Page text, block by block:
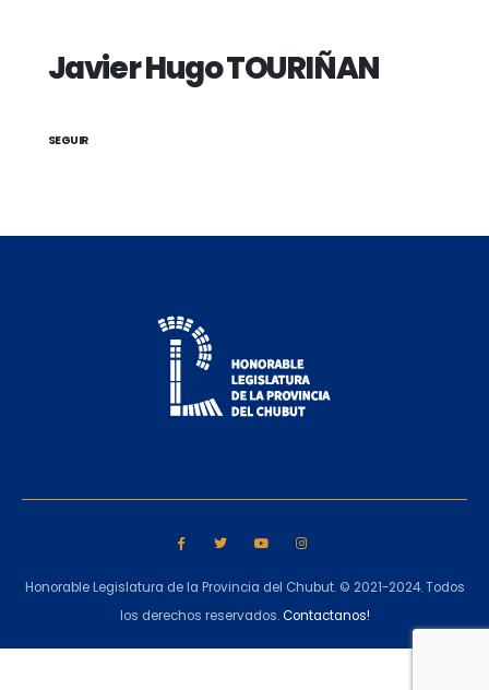
Javier Hugo TOURIÑAN
SEGUIR
Honorable Legislatura de la Provincia del Chubut. © 2021-2024. Todos
los derechos reservados.Contactanos!